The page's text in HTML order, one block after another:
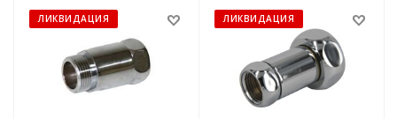
ЛИКВИДАЦИЯ ЛИКВИДАЦИЯ